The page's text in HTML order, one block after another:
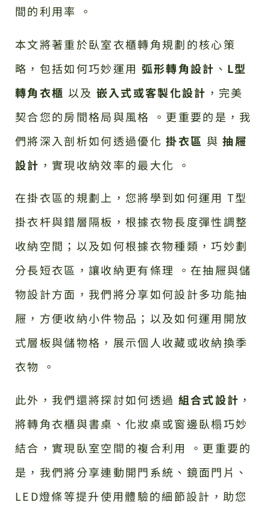
間的利用率 。
本文將著重於臥室衣櫃轉角規劃的核心策
略，包括如何巧妙運用 弧形轉角設計 、 L型
轉角衣櫃 以及 嵌入式或客製化設計 ，完美
契合您的房間格局與風格 。更重要的是，我
們將深入剖析如何透過優化掛衣區 與抽屜
設計 ，實現收納效率的最大化 。
在掛衣區的規劃上，您將學到如何運用 T型
掛衣杆與錯層隔板，根據衣物長度彈性調整
收納空間；以及如何根據衣物種類，巧妙劃
分長短衣區，讓收納更有條理 。在抽屜與儲
物設計方面，我們將分享如何設計多功能抽
屜，方便收納小件物品；以及如何運用開放
式層板與儲物格，展示個人收藏或收納換季
衣物 。
此外，我們還將探討如何透過 組合式設計 ，
將轉角衣櫃與書桌、化妝桌或窗邊臥榻巧妙
結合，實現臥室空間的複合利用 。更重要的
是，我們將分享連動開門系統、鏡面門片、
LED燈條等提升使用體驗的細節設計，助您